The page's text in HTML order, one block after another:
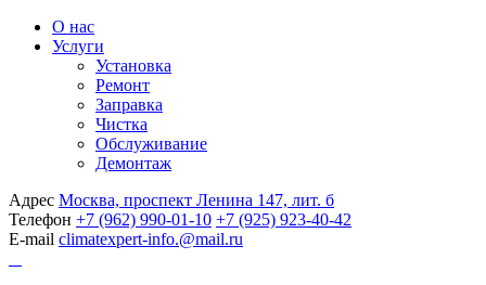
О нас
Услуги
Установка
Ремонт
Заправка
Чистка
Обслуживание
Демонтаж
Адрес Москва, проспект Ленина 147, лит. б
Телефон +7 (962) 990-01-10 +7 (925) 923-40-42
E-mail climatexpert-info.@mail.ru